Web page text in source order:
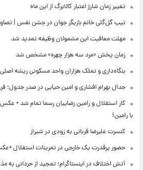
تغییر زمان شارژ اعتبار کالابرگ از این ماه
تیپ گل‌گلی خانم بازیگر جوان در جشن نفس |
مهلت معافیت این مشمولان وظیفه تمدید شد
زمان پخش «مرد سه هزار چهره» مشخص شد
بنگاه‌داری و تملک هزاران واحد مسکونی ریشه
جدال بهرام افشاری و امین حیایی در صدر جدول؛ فروش ۴ بلیت برای
کار استقلال و رامین رضاییان رسما تمام شد +
با رامین!
کنسرت علیرضا قربانی به زودی در شیراز
حضور پرقدرت یک خارجی در تمرینات استقلال
آتش اختلاف در اینستاگرام؛ تمجید از حردانی به